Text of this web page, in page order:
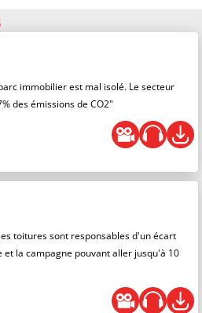
immobilier est mal isolé. Le secteur
des émissions de CO2"
toitures sont responsables d'un écart
la campagne pouvant aller jusqu'à 10